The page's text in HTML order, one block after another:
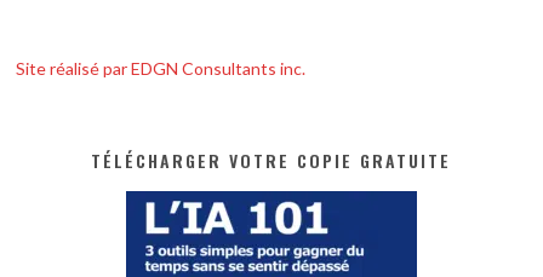
Site réalisé par EDGN Consultants inc.
TÉLÉCHARGER VOTRE COPIE GRATUITE